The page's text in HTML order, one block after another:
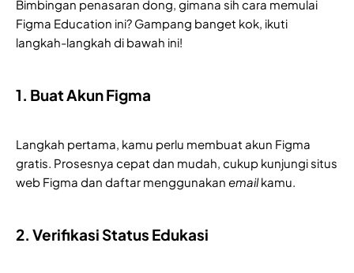
Bimbingan penasaran dong, gimana sih cara memulai
Figma Education ini? Gampang banget kok, ikuti
langkah-langkah di bawah ini!
1. Buat Akun Figma
Langkah pertama, kamu perlu membuat akun Figma
gratis. Prosesnya cepat dan mudah, cukup kunjungi situs
web Figma dan daftar menggunakan emailkamu.
2. Verifikasi Status Edukasi